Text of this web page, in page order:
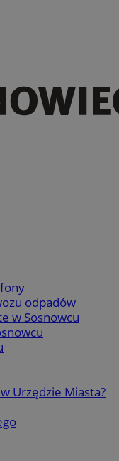
odpadów
w Sosnowcu
Urzędzie Miasta?